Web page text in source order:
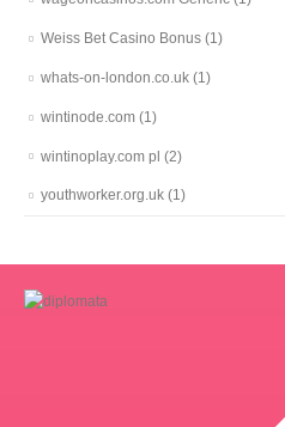
Weiss Bet Casino Bonus (1)
whats-on-london.co.uk (1)
wintinode.com (1)
wintinoplay.com pl (2)
youthworker.org.uk (1)